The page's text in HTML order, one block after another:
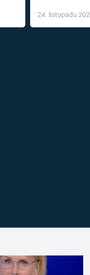
léky
24. listopadu